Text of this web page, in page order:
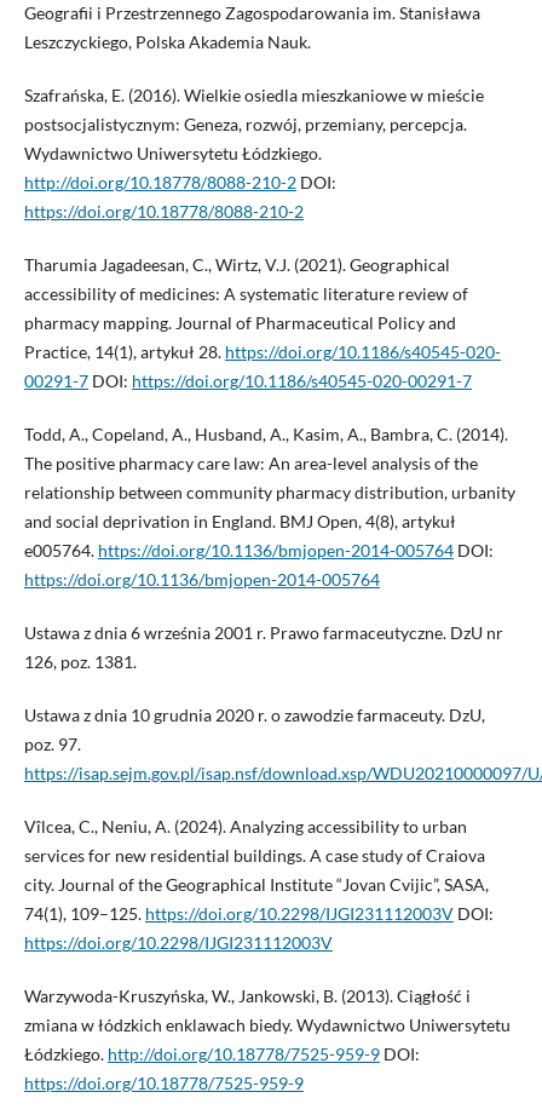
Geografii i Przestrzennego Zagospodarowania im. Stanisława
Leszczyckiego, Polska Akademia Nauk.
Szafrańska, E. (2016). Wielkie osiedla mieszkaniowe w mieście
postsocjalistycznym: Geneza, rozwój, przemiany, percepcja.
Wydawnictwo Uniwersytetu Łódzkiego.
http://doi.org/10.18778/8088-210-2DOI:
https://doi.org/10.18778/8088-210-2
Tharumia Jagadeesan, C., Wirtz, V.J. (2021). Geographical
accessibility of medicines: A systematic literature review of
pharmacy mapping. Journal of Pharmaceutical Policy and
Practice, 14(1), artykuł 28. https://doi.org/10.1186/s40545-020-
00291-7DOI: https://doi.org/10.1186/s40545-020-00291-7
Todd, A., Copeland, A., Husband, A., Kasim, A., Bambra, C. (2014).
The positive pharmacy care law: An area-level analysis of the
relationship between community pharmacy distribution, urbanity
and social deprivation in England. BMJ Open, 4(8), artykuł
e005764. https://doi.org/10.1136/bmjopen-2014-005764DOI:
https://doi.org/10.1136/bmjopen-2014-005764
Ustawa z dnia 6 września 2001 r. Prawo farmaceutyczne. DzU nr
126, poz. 1381.
Ustawa z dnia 10 grudnia 2020 r. o zawodzie farmaceuty. DzU,
poz. 97.
https://isap.sejm.gov.pl/isap.nsf/download.xsp/WDU20210000097/
Vîlcea, C., Neniu, A. (2024). Analyzing accessibility to urban
services for new residential buildings. A case study of Craiova
city. Journal of the Geographical Institute “Jovan Cvijic”, SASA,
74(1), 109–125. https://doi.org/10.2298/IJGI231112003VDOI:
https://doi.org/10.2298/IJGI231112003V
Warzywoda-Kruszyńska, W., Jankowski, B. (2013). Ciągłość i
zmiana w łódzkich enklawach biedy. Wydawnictwo Uniwersytetu
Łódzkiego. http://doi.org/10.18778/7525-959-9DOI:
https://doi.org/10.18778/7525-959-9